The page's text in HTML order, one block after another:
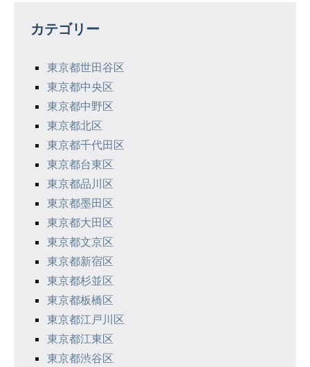
ー
カテゴリー
東京都世田谷区
東京都中央区
東京都中野区
東京都北区
東京都千代田区
東京都台東区
東京都品川区
東京都墨田区
東京都大田区
東京都文京区
東京都新宿区
東京都杉並区
東京都板橋区
東京都江戸川区
東京都江東区
東京都渋谷区